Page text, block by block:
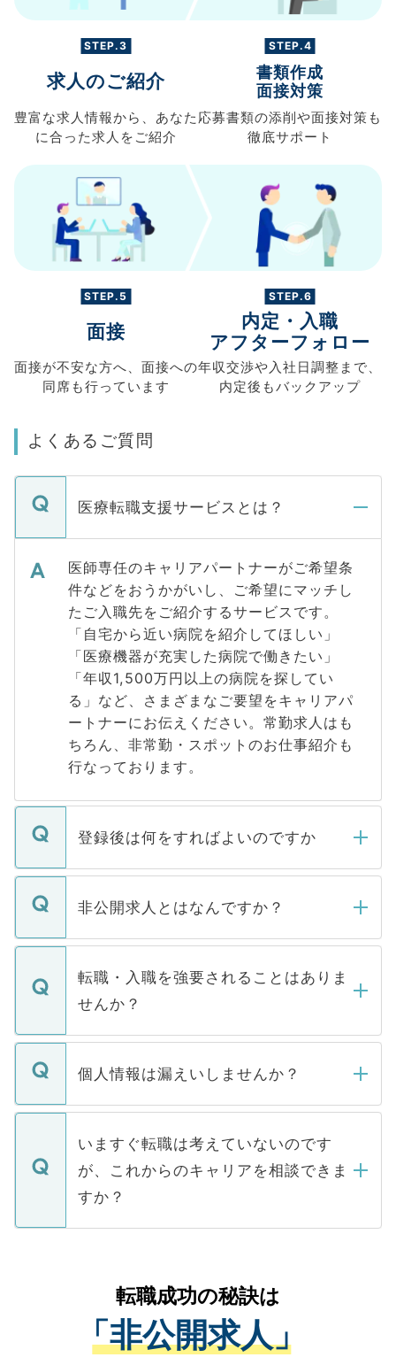
STEP.3
求人のご紹介
豊富な求人情報から、 あなた
に合った求人を ご紹介
STEP.4
書類作成
面接対策
応募書類の添削や面接対策も
徹底サポート
STEP.5
面接
面接が不安な方へ、 面接への
同席も行っています
STEP.6
内定・入職
アフターフォロー
年収交渉や入社日調整まで、
内定後もバックアップ
よくあるご質問
医療転職支援サービスとは？
医師専任のキャリアパートナーがご希望条
件などをおうかがいし、ご希望にマッチし
たご入職先をご紹介するサービスです。
「自宅から近い病院を紹介してほしい」
「医療機器が充実した病院で働きたい」
「年収1,500万円以上の病院を探してい
る」など、さまざまなご要望をキャリアパ
ートナーにお伝えください。常勤求人はも
ちろん、非常勤・スポットのお仕事紹介も
行なっております。
登録後は何をすればよいのですか
ご登録いただきましたら、弊社担当者がご
登録内容を確認し、その後メールもしくは
ます。通常、5営業日以内にはご連絡をせて
いただきますので、しばらくお待ちくださ
非公開求人とはなんですか？
マイナビDOCTORで取り扱っている求人の
うち約3割は、Webサイトからご覧いただ
けない「非公開求人」です。非公開求人は
下記の理由によって、一般には公開してい
ません。
■応募殺到を避けるため 人気のある医療機
関を公にしてしまうと、応募が殺到する場
に、医療機関が求める条件に合った人材の
みを人材紹介会社に依頼するケースが増え
ています。
転職・入職を強要されることはありま
せんか？
転職・入職を強要することは一切ありませ
ん。また、仮に応募先から内定をいただい
定を承諾する必要はありません。内定先へ
の辞退の連絡はキャリアパートナーが行い
個人情報は漏えいしませんか？
個人情報が漏えいすることはありませんの
で、ご安心ください。当サイトからの登録
などで収集したご登録者様の個人情報は、
ご本人のキャリアアップおよび転職活動の
支援を目的に使用いたします。お預かりし
ているすべての個人データはご本人の許可
は、個人情報の取り扱いについての厳密な
管理基準を満たした事業者のみに付与され
る、プライバシーマークを取得済みです。
いますぐ転職は考えていないのです
が、これからのキャリアを相談できま
すか？
かがいして、現在の医療機関の状況や紹介
経験をまじえながら、適切なアドバイスを
させていただきます。すぐにご転職をされ
ない方には、長期的なサポートが可能です
転職成功の秘訣は
「非公開求人」